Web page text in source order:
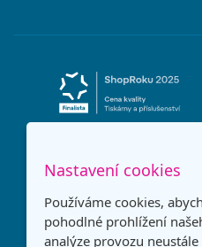
Nastavení cookies
Používáme cookies,
pohodlné prohlížení
analýze provozu